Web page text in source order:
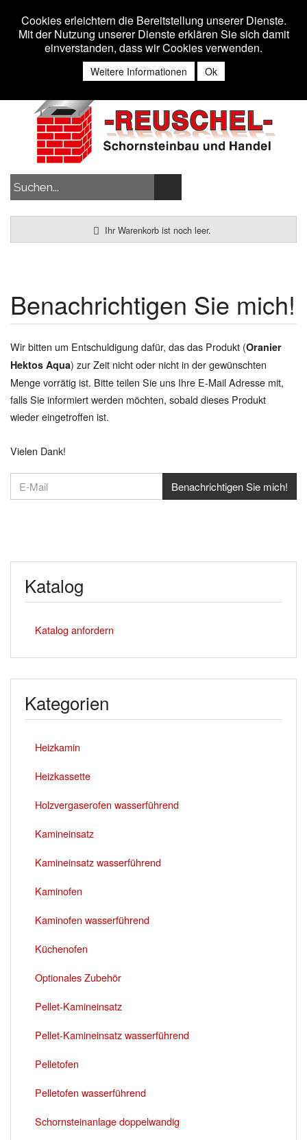
Anmelden
Ihr Warenkorb ist noch leer.
MENU
Benachrichtigen Sie mich!
Wir bitten um Entschuldigung dafür, das das Produkt (Oranier
Hektos Aqua) zur Zeit nicht oder nicht in der gewünschten
Menge vorrätig ist. Bitte teilen Sie uns Ihre E-Mail Adresse mit,
falls Sie informiert werden möchten, sobald dieses Produkt
wieder eingetroffen ist.
Vielen Dank!
Katalog
Katalog anfordern
Kategorien
Heizkamin
Heizkassette
Holzvergaserofen wasserführend
Kamineinsatz
Kamineinsatz wasserführend
Kaminofen
Kaminofen wasserführend
Küchenofen
Optionales Zubehör
Pellet-Kamineinsatz
Pellet-Kamineinsatz wasserführend
Pelletofen
Pelletofen wasserführend
Schornsteinanlage doppelwandig
Cookies erleichtern die Bereitstellung unserer Dienste.
Mit der Nutzung unserer Dienste erklären Sie sich damit
einverstanden, dass wir Cookies verwenden.
Weitere Informationen Ok